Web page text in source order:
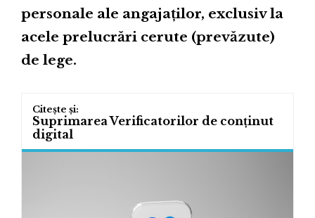
personale ale angajaților, exclusiv la
acele prelucrări cerute (prevăzute)
de lege.
Suprimarea Verificatorilor de conținut
digital